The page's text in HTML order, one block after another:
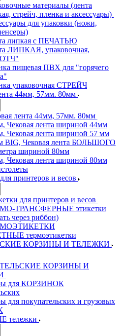
материалы (лента
стрейч, пленка и аксессуары)
для упаковки (ножи,
липкая с ПЕЧАТЬЮ
ЛИПКАЯ, упаковочная,
пищевая ПВХ для "горячего
упаковочная СТРЕЙЧ
44мм, 57мм. 80мм
лента 44мм, 57мм. 80мм
Чековая лента шириной 44мм
Чековая лента шириной 57 мм
BIG, Чековая лента БОЛЬШОГО
шириной 80мм
Чековая лента шириной 80мм
принтеров и весов
для принтеров и весов
ТРАНСФЕРНЫЕ этикетки
через риббон)
термоэтикетки
КОРЗИНЫ И ТЕЛЕЖКИ
КОРЗИНЫ И
для КОРЗИНОК
для покупательских и грузовых
тележки